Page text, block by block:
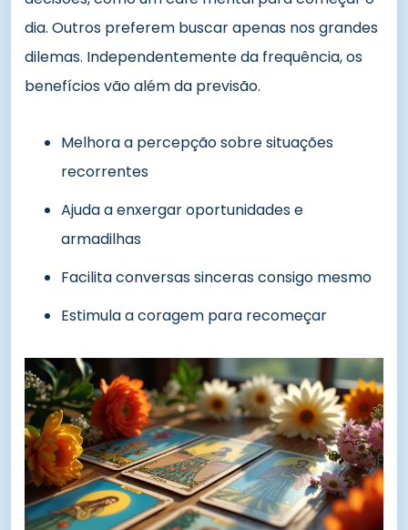
dia. Outros preferem buscar apenas nos grandes
dilemas. Independentemente da frequência, os
benefícios vão além da previsão.
Melhora a percepção sobre situações
recorrentes
Ajuda a enxergar oportunidades e
armadilhas
Facilita conversas sinceras consigo mesmo
Estimula a coragem para recomeçar